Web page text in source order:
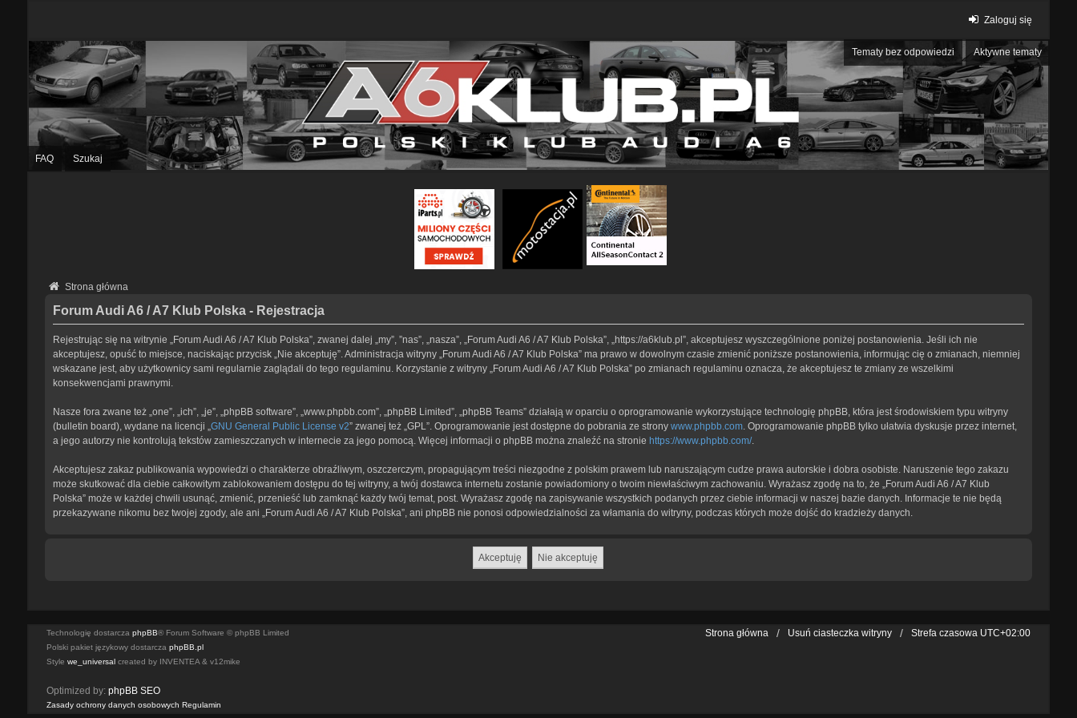
Zaloguj się
Tematy bez odpowiedzi Aktywne tematy
FAQ Szukaj
Strona główna
Forum Audi A6 / A7 Klub Polska - Rejestracja
Rejestrując się na witrynie „Forum Audi A6 / A7 Klub Polska”, zwanej dalej „my”, ”nas”, „nasza”, „Forum Audi A6 / A7 Klub Polska”, „https://a6klub.pl”, akceptujesz wyszczególnione poniżej postanowienia. Jeśli ich nie
akceptujesz, opuść to miejsce, naciskając przycisk „Nie akceptuję”. Administracja witryny „Forum Audi A6 / A7 Klub Polska” ma prawo w dowolnym czasie zmienić poniższe postanowienia, informując cię o zmianach, niemniej
wskazane jest, aby użytkownicy sami regularnie zaglądali do tego regulaminu. Korzystanie z witryny „Forum Audi A6 / A7 Klub Polska” po zmianach regulaminu oznacza, że akceptujesz te zmiany ze wszelkimi
konsekwencjami prawnymi.
Nasze fora zwane też „one”, „ich”, „je”, „phpBB software”, „www.phpbb.com”, „phpBB Limited”, „phpBB Teams” działają w oparciu o oprogramowanie wykorzystujące technologię phpBB, która jest środowiskiem typu witryny
(bulletin board), wydane na licencji „GNU General Public License v2” zwanej też „GPL”. Oprogramowanie jest dostępne do pobrania ze strony www.phpbb.com. Oprogramowanie phpBB tylko ułatwia dyskusje przez internet,
a jego autorzy nie kontrolują tekstów zamieszczanych w internecie za jego pomocą. Więcej informacji o phpBB można znaleźć na stronie https://www.phpbb.com/.
Akceptujesz zakaz publikowania wypowiedzi o charakterze obraźliwym, oszczerczym, propagującym treści niezgodne z polskim prawem lub naruszającym cudze prawa autorskie i dobra osobiste. Naruszenie tego zakazu
może skutkować dla ciebie całkowitym zablokowaniem dostępu do tej witryny, a twój dostawca internetu zostanie powiadomiony o twoim niewłaściwym zachowaniu. Wyrażasz zgodę na to, że „Forum Audi A6 / A7 Klub
Polska” może w każdej chwili usunąć, zmienić, przenieść lub zamknąć każdy twój temat, post. Wyrażasz zgodę na zapisywanie wszystkich podanych przez ciebie informacji w naszej bazie danych. Informacje te nie będą
przekazywane nikomu bez twojej zgody, ale ani „Forum Audi A6 / A7 Klub Polska”, ani phpBB nie ponosi odpowiedzialności za włamania do witryny, podczas których może dojść do kradzieży danych.
Strona główna Usuń ciasteczka witryny Strefa czasowa UTC+02:00
Technologię dostarcza phpBB® Forum Software © phpBB Limited
Polski pakiet językowy dostarcza phpBB.pl
Style we_universalcreated by INVENTEA & v12mike
Optimized by: phpBB SEO
Zasady ochrony danych osobowych Regulamin